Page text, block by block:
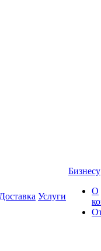
Доставка Услуги
Бизнесу
О